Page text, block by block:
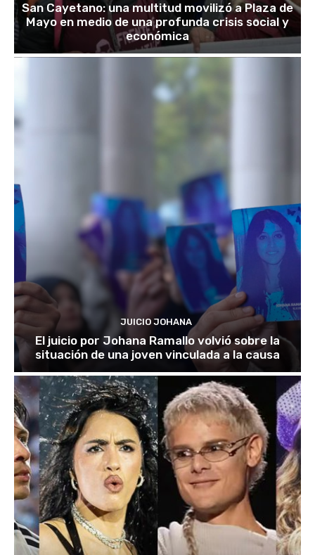
San Cayetano: una multitud movilizó a Plaza de
Mayo en medio de una profunda crisis social y
económica
JUICIO JOHANA
El juicio por Johana Ramallo volvió sobre la
situación de una joven vinculada a la causa